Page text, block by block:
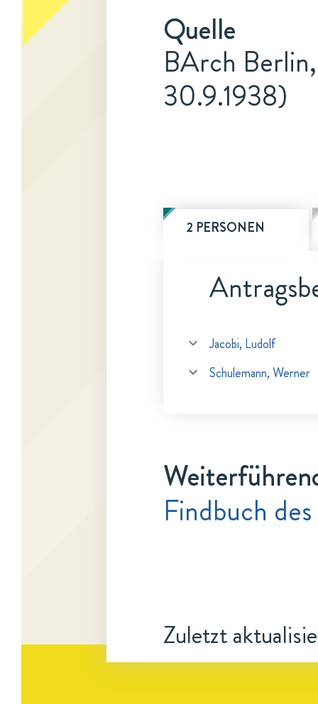
Quelle
BArch
30.9.1938)
2 PERSONEN
Jacobi, Ludolf
Schulemann, Werner
Findbuch
Zuletzt